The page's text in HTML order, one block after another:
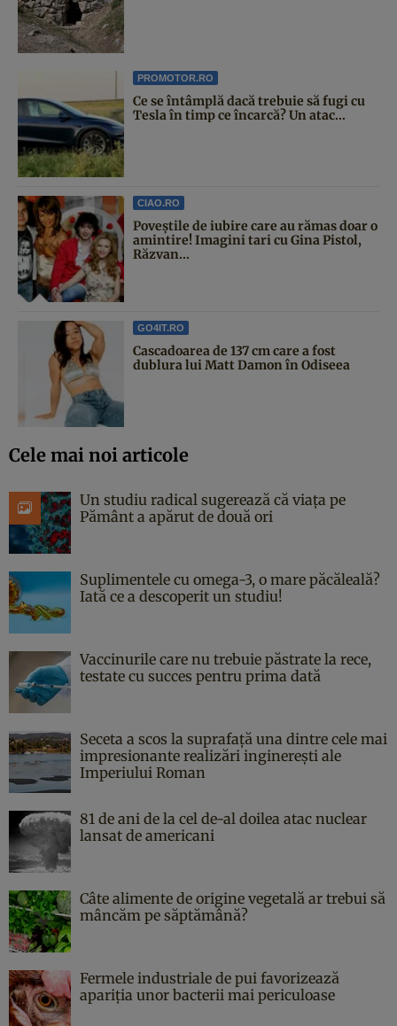
PROMOTOR.RO
Ce se întâmplă dacă trebuie să fugi cu
Tesla în timp ce încarcă? Un atac...
CIAO.RO
Poveştile de iubire care au rămas doar o
amintire! Imagini tari cu Gina Pistol,
Răzvan...
GO4IT.RO
Cascadoarea de 137 cm care a fost
dublura lui Matt Damon în Odiseea
Cele mai noi articole
Un studiu radical sugerează că viața pe
Pământ a apărut de două ori
Suplimentele cu omega-3, o mare păcăleală?
Iată ce a descoperit un studiu!
Vaccinurile care nu trebuie păstrate la rece,
testate cu succes pentru prima dată
Seceta a scos la suprafață una dintre cele mai
impresionante realizări inginerești ale
Imperiului Roman
81 de ani de la cel de-al doilea atac nuclear
lansat de americani
Câte alimente de origine vegetală ar trebui să
mâncăm pe săptămână?
Fermele industriale de pui favorizează
apariția unor bacterii mai periculoase